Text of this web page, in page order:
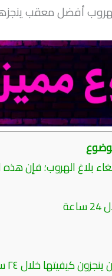
أفضل معقب ينجزها لك
بلاغ الهروب؛ فإن
كيفيتها خلال ٢٤ ساعة